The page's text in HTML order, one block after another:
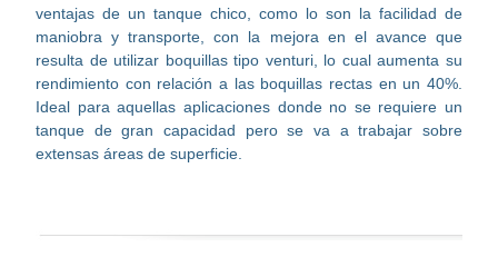
ventajas de un tanque chico, como lo son la facilidad de
maniobra y transporte, con la mejora en el avance que
resulta de utilizar boquillas tipo venturi, lo cual aumenta su
rendimiento con relación a las boquillas rectas en un 40%.
Ideal para aquellas aplicaciones donde no se requiere un
tanque de gran capacidad pero se va a trabajar sobre
extensas áreas de superficie.